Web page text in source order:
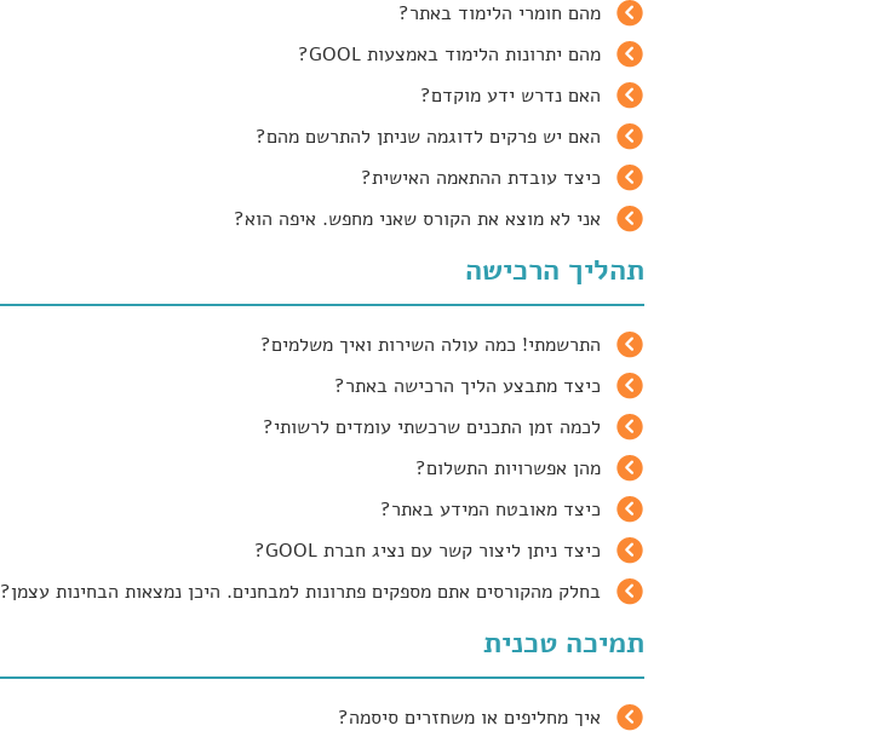
מהם חומרי הלימוד באתר?
מהם יתרונות הלימוד באמצעות GOOL?
האם נדרש ידע מוקדם?
האם יש פרקים לדוגמה שניתן להתרשם מהם?
כיצד עובדת ההתאמה האישית?
אני לא מוצא את הקורס שאני מחפש. איפה הוא?
תהליך הרכישה
התרשמתי! כמה עולה השירות ואיך משלמים?
כיצד מתבצע הליך הרכישה באתר?
לכמה זמן התכנים שרכשתי עומדים לרשותי?
מהן אפשרויות התשלום?
כיצד מאובטח המידע באתר?
כיצד ניתן ליצור קשר עם נציג חברת GOOL?
בחלק מהקורסים אתם מספקים פתרונות למבחנים. היכן נמצאות הבחינות עצמן?
תמיכה טכנית
איך מחליפים או משחזרים סיסמה?